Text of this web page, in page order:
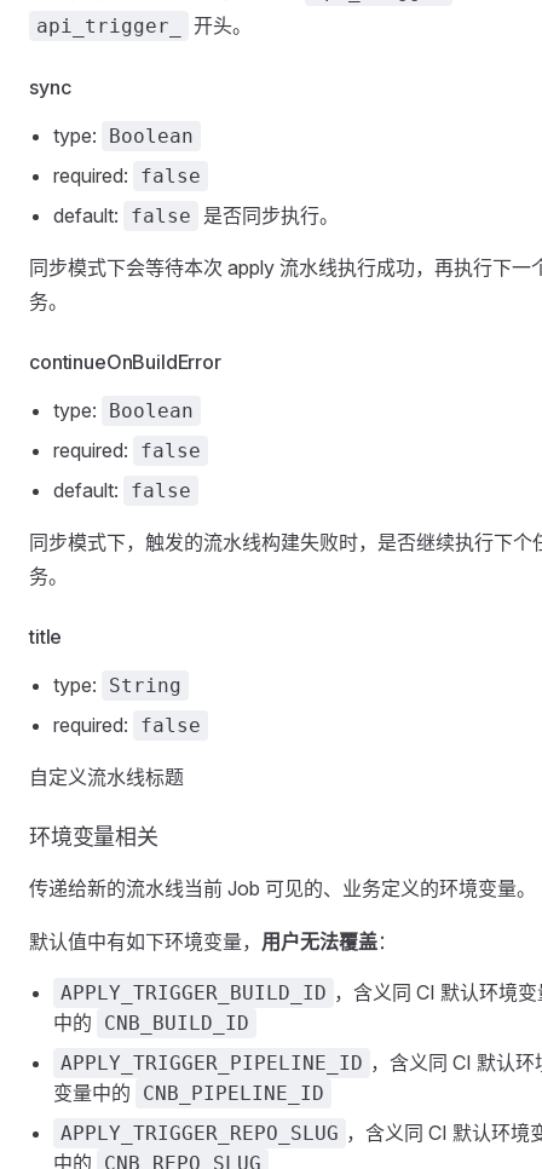
api_trigger_ 开头。
sync
type:
Boolean
required: false
default: false 是否同步执行。
同步模式下会等待本次 apply 流水线执行成功，再执行下一
务。
continueOnBuildError
type:
Boolean
required: false
default: false
同步模式下，触发的流水线构建失败时，是否继续执行下个
务。
title
type:
String
required: false
自定义流水线标题
环境变量相关
传递给新的流水线当前 Job 可见的、业务定义的环境变量。
默认值中有如下环境变量， 用户无法覆盖：
APPLY_TRIGGER_BUILD_ID ，含义同 CI 默认环境变
中的
CNB_BUILD_ID
APPLY_TRIGGER_PIPELINE_ID ，含义同 CI 默认环
变量中的
CNB_PIPELINE_ID
APPLY_TRIGGER_REPO_SLUG ，含义同 CI 默认环境
中的
CNB_REPO_SLUG